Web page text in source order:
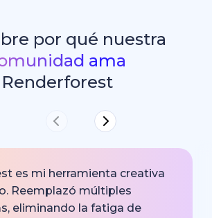
por qué nuestra
ama
Renderforest
es mi herramienta creativa
Reemplazó múltiples
eliminando la fatiga de